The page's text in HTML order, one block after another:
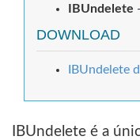
IBUndelete -
DOWNLOAD
IBUndelete
IBUndelete é a